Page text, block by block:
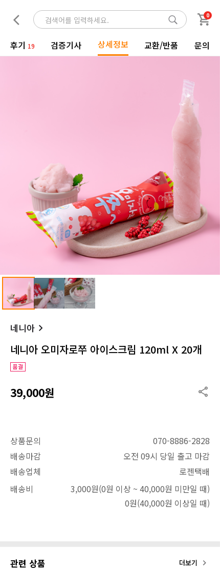
0
후기 19 검증기사 상세정보 교환/반품 문의
네니아
네니아 오미자로쭈 아이스크림 120ml X 20개
39,000원
상품문의
070-8886-2828
배송마감
오전 09시 당일 출고 마감
배송업체
로젠택배
배송비
3,000원(0원 이상 ~ 40,000원 미만일 때)
0원(40,000원 이상일 때)
관련 상품 더보기